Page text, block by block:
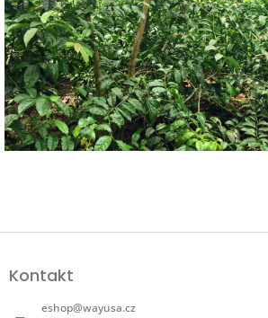
Z
pKontakt
eshop@wayusa.cz